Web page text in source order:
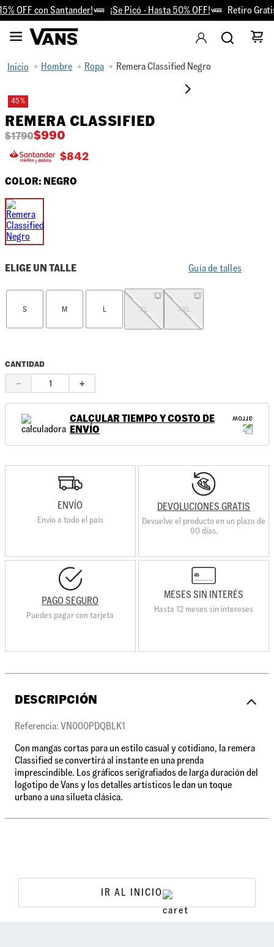
OFF con Santander! ¡Se Picó - Hasta 50% OFF! Retiro Gratis
Hombre Ropa Remera Classified Negro
45 %
REMERA CLASSIFIED
$990
$1790
$842
COLOR: NEGRO
ELIGE UN TALLE Guía de talles
L
M
S XL XXL
CANTIDAD
＋
－
CALCULAR TIEMPO Y COSTO DE
ENVÍO
ENVÍO
Envio a todo el país
DEVOLUCIONES GRATIS
Devuelve el producto en un plazo de
90 días.
PAGO SEGURO
Puedes pagar con tarjeta
MESES SIN INTERÉS
Hasta 12 meses sin intereses
DESCRIPCIÓN
Referencia: VN000PDQBLK1
Con mangas cortas para un estilo casual y cotidiano, la remera
Classified se convertirá al instante en una prenda
imprescindible. Los gráficos serigrafiados de larga duración del
logotipo de Vans y los detalles artísticos le dan un toque
urbano a una silueta clásica.
IR AL INICIO